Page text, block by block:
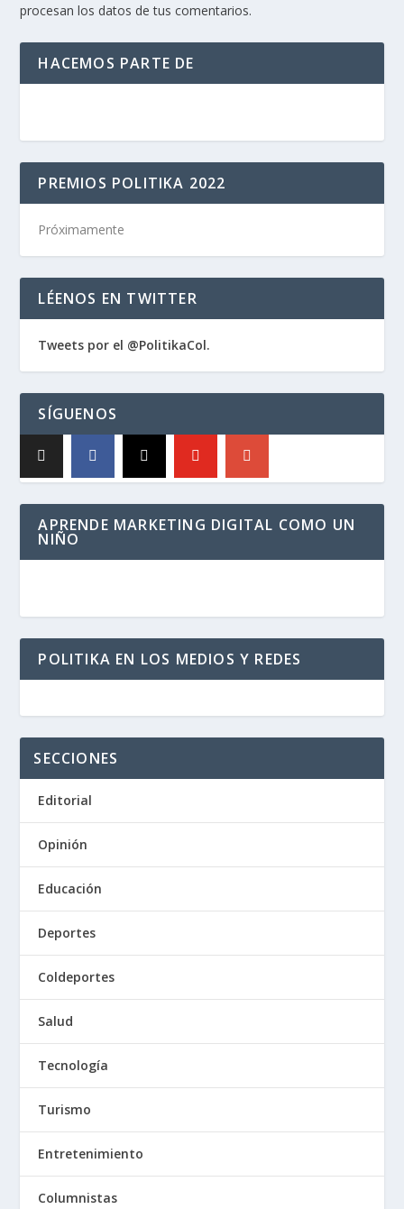
procesan los datos de tus comentarios.
HACEMOS PARTE DE
PREMIOS POLITIKA 2022
Próximamente
LÉENOS EN TWITTER
Tweets por el @PolitikaCol.
SÍGUENOS
APRENDE MARKETING DIGITAL COMO UN
NIÑO
POLITIKA EN LOS MEDIOS Y REDES
SECCIONES
Editorial
Opinión
Educación
Deportes
Coldeportes
Salud
Tecnología
Turismo
Entretenimiento
Columnistas